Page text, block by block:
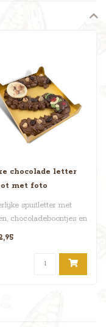
chocolade letter
met foto
spuitletter met
chocoladeboontjes en
Extr..